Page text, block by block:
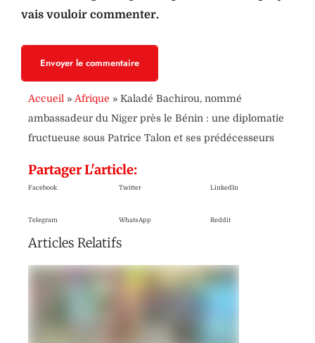
vais vouloir commenter.
Envoyer le commentaire
Accueil » Afrique » Kaladé Bachirou, nommé
ambassadeur du Niger près le Bénin : une diplomatie
fructueuse sous Patrice Talon et ses prédécesseurs
Partager L'article:
Facebook Twitter LinkedIn
Telegram WhatsApp Reddit
Articles Relatifs